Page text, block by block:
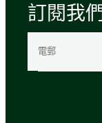
訂閱我
（